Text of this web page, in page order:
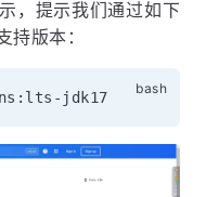
，提示我们通过如下
持版本：